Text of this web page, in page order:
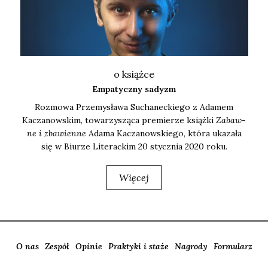
o książce
Empatyczny sadyzm
Roz­mo­wa Prze­my­sła­wa Sucha­nec­kie­go z Ada­mem
Kacza­now­skim, towa­rzy­szą­ca pre­mie­rze książ­ki Zabaw­
ne i zba­wien­ne Ada­ma Kacza­now­skie­go, któ­ra uka­za­ła
się w Biu­rze Lite­rac­kim 20 stycz­nia 2020 roku.
Więcej
O nas Zespół Opinie Praktyki i staże Nagrody Formularz